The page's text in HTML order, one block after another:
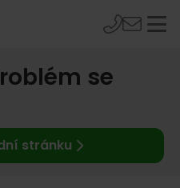
se
stránku